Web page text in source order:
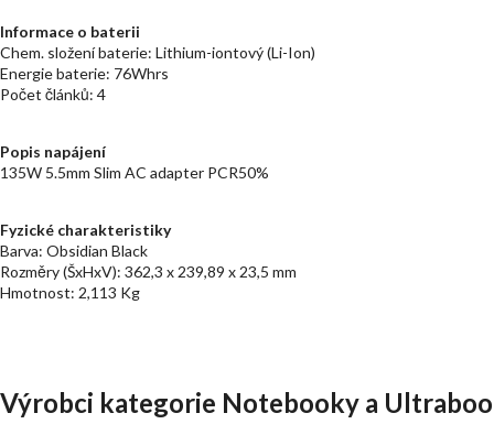
Informace o baterii
Chem. složení baterie: Lithium-iontový (Li-Ion)
Energie baterie: 76Whrs
Počet článků: 4
Popis napájení
135W 5.5mm Slim AC adapter PCR50%
Fyzické charakteristiky
Barva: Obsidian Black
Rozměry (ŠxHxV): 362,3 x 239,89 x 23,5 mm
Hmotnost: 2,113 Kg
Výrobci kategorie Notebooky a